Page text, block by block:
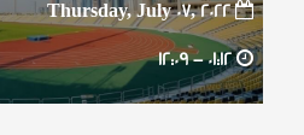
Thursday, July 07, 2022
01:12 -
12:09